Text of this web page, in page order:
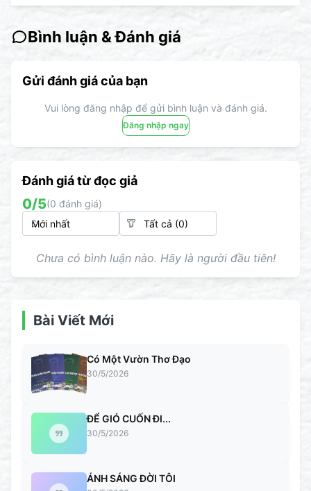
Bình luận & Đánh giá
Gửi đánh giá của bạn
Vui lòng đăng nhập để gửi bình luận và đánh giá.
Đăng nhập ngay
Đánh giá từ đọc giả
0/5(0 đánh giá)
Chưa có bình luận nào. Hãy là người đầu tiên!
Bài Viết Mới
Có Một Vườn Thơ Đạo
30/5/2026
ĐỂ GIÓ CUỐN ĐI...
30/5/2026
ÁNH SÁNG ĐỜI TÔI